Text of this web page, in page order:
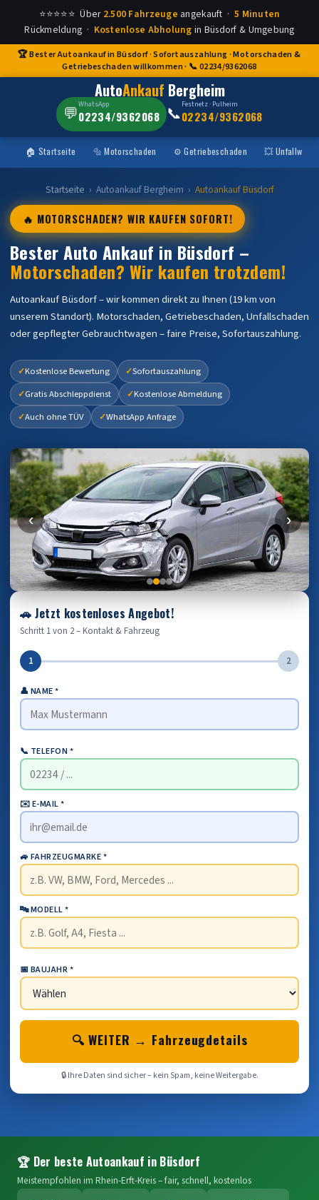
⭐⭐⭐⭐⭐ Über 2.500 Fahrzeuge angekauft · 5 Minuten
Rückmeldung · Kostenlose Abholung in Büsdorf & Umgebung
🏆 Bester Autoankauf in Büsdorf · Sofortauszahlung · Motorschaden &
Getriebeschaden willkommen · 📞 02234/9362068
AutoAnkauf Bergheim
💬WhatsApp
02234/9362068 📞 Festnetz · Pulheim
02234/9362068
🏠 Startseite 🔩 Motorschaden ⚙️ Getriebeschaden 💥
Startseite › Autoankauf Bergheim › Autoankauf Büsdorf
🔥 MOTORSCHADEN? WIR KAUFEN SOFORT!
Bester Auto Ankauf in Büsdorf –
Motorschaden? Wir kaufen trotzdem!
Autoankauf Büsdorf – wir kommen direkt zu Ihnen (19 km von
unserem Standort). Motorschaden, Getriebeschaden, Unfallschaden
oder gepflegter Gebrauchtwagen – faire Preise, Sofortauszahlung.
Kostenlose Bewertung
Sofortauszahlung
Gratis Abschleppdienst
Kostenlose Abmeldung
Auch ohne TÜV
WhatsApp Anfrage
‹ ›
🚗 Jetzt kostenloses Angebot!
Schritt 1 von 2 – Kontakt & Fahrzeug
1 2
👤 NAME *
📞 TELEFON *
✉️ E-MAIL *
🚙 FAHRZEUGMARKE *
🔤 MODELL *
📅 BAUJAHR *
🔍 WEITER → Fahrzeugdetails
🔒 Ihre Daten sind sicher – kein Spam, keine Weitergabe.
🏆 Der beste Autoankauf in Büsdorf
Meistempfohlen im Rhein-Erft-Kreis – fair, schnell, kostenlos